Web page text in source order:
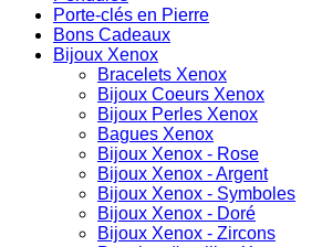
Porte-clés en Pierre
Bons Cadeaux
Bijoux Xenox
Bracelets Xenox
Bijoux Coeurs Xenox
Bijoux Perles Xenox
Bagues Xenox
Bijoux Xenox - Rose
Bijoux Xenox - Argent
Bijoux Xenox - Symboles
Bijoux Xenox - Doré
Bijoux Xenox - Zircons